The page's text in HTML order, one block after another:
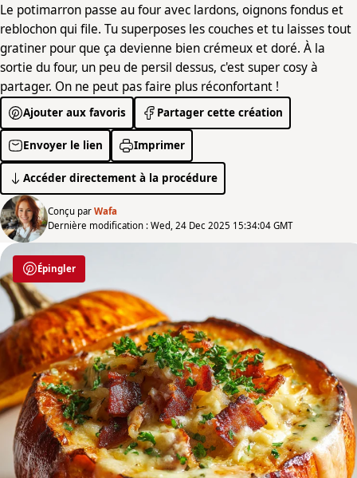
Le potimarron passe au four avec lardons, oignons fondus et
reblochon qui file. Tu superposes les couches et tu laisses tout
gratiner pour que ça devienne bien crémeux et doré. À la
sortie du four, un peu de persil dessus, c'est super cosy à
partager. On ne peut pas faire plus réconfortant !
Ajouter aux favoris Partager cette création
Envoyer le lien Imprimer
Accéder directement à la procédure
Conçu par Wafa
Dernière modification : Wed, 24 Dec 2025 15:34:04 GMT
Épingler